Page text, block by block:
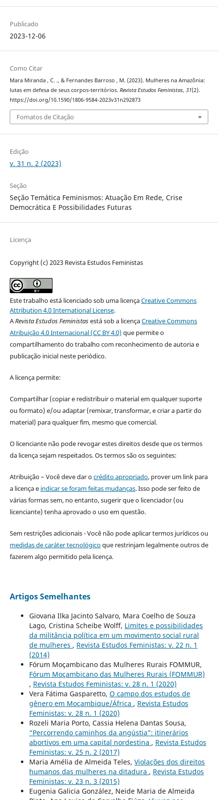
Publicado
2023-12-06
Como Citar
Mara Miranda , C. ., & Fernandes Barroso , M. (2023). Mulheres na Amazônia:
lutas em defesa de seus corpos-territórios. Revista Estudos Feministas, 31(2).
https://doi.org/10.1590/1806-9584-2023v31n292873
Fomatos de Citação
Edição
v. 31 n. 2 (2023)
Seção
Seção Temática Feminismos: Atuação Em Rede, Crise
Democrática E Possibilidades Futuras
Licença
Copyright (c) 2023 Revista Estudos Feministas
Este trabalho está licenciado sob uma licençaCreative Commons
Attribution 4.0 International License.
ARevista Estudos Feministasestá sob a licençaCreative Commons
Atribuição 4.0 Internacional (CC BY 4.0) que permite o
compartilhamento do trabalho com reconhecimento de autoria e
publicação inicial neste periódico.
A licença permite:
Compartilhar (copiar e redistribuir o material em qualquer suporte
ou formato) e/ou adaptar (remixar, transformar, e criar a partir do
material) para qualquer fim, mesmo que comercial.
O licenciante não pode revogar estes direitos desde que os termos
da licença sejam respeitados. Os termos são os seguintes:
Atribuição – Você deve dar ocrédito apropriado, prover um link para
a licença e indicar se foram feitas mudanças. Isso pode ser feito de
várias formas sem, no entanto, sugerir que o licenciador (ou
licenciante) tenha aprovado o uso em questão.
Sem restrições adicionais - Você não pode aplicar termos jurídicos ou
medidas de caráter tecnológicoque restrinjam legalmente outros de
fazerem algo permitido pela licença.
Artigos Semelhantes
Giovana Ilka Jacinto Salvaro, Mara Coelho de Souza
Lago, Cristina Scheibe Wolff, Limites e possibilidades
da militância política em um movimento social rural
de mulheres , Revista Estudos Feministas: v. 22 n. 1
(2014)
Fórum Moçambicano das Mulheres Rurais FOMMUR,
Fórum Moçambicano das Mulheres Rurais (FOMMUR)
, Revista Estudos Feministas: v. 28 n. 1 (2020)
Vera Fátima Gasparetto, O campo dos estudos de
gênero em Moçambique/África , Revista Estudos
Feministas: v. 28 n. 1 (2020)
Rozeli Maria Porto, Cassia Helena Dantas Sousa,
“Percorrendo caminhos da angústia”: itinerários
abortivos em uma capital nordestina , Revista Estudos
Feministas: v. 25 n. 2 (2017)
Maria Amélia de Almeida Teles, Violações dos direitos
humanos das mulheres na ditadura , Revista Estudos
Feministas: v. 23 n. 3 (2015)
Eugenia Galicia González, Neide Maria de Almeida